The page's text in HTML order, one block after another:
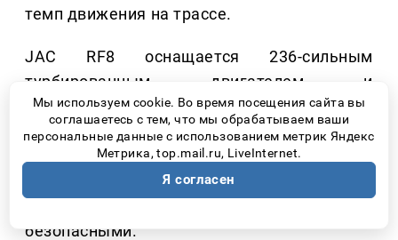
темп движения на трассе.
JAC RF8 оснащается 236-сильным
турбированным двигателем и
классической автоматической коробкой
передач. Такое сочетание позволяет
автомобилю уверенно чувствовать себя
даже при полной загрузке и делает
безопасными.
Мы используем cookie. Во время посещения сайта вы
соглашаетесь с тем, что мы обрабатываем ваши
персональные данные с использованием метрик Яндекс
Метрика, top.mail.ru, LiveInternet.
Я согласен